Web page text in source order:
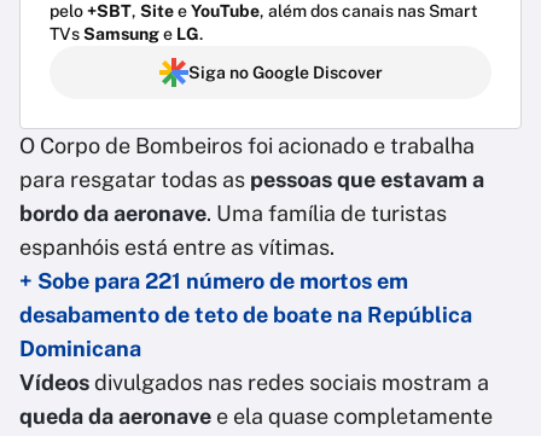
pelo+SBT, SiteeYouTube, além dos canais nas Smart
TVsSamsunge LG.
Siga no Google Discover
O Corpo de Bombeiros foi acionado e trabalha
para resgatar todas as pessoas que estavam a
bordo da aeronave. Uma família de turistas
espanhóis está entre as vítimas.
+ Sobe para 221 número de mortos em
desabamento de teto de boate na República
Dominicana
Vídeosdivulgados nas redes sociais mostram a
queda da aeronave e ela quase completamente